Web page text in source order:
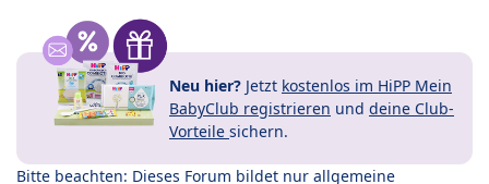
Neu hier? Jetzt kostenlos im HiPP Mein
BabyClub registrieren und deine Club-
Vorteile sichern.
Bitte beachten: Dieses Forum bildet nur allgemeine